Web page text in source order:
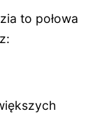
to połowa